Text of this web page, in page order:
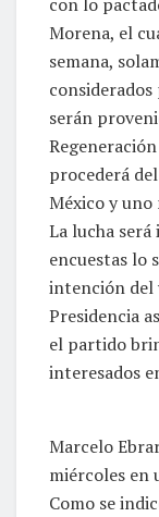
Morena, el
semana,
serán
procederá
México y uno
La lucha
encuestas lo
intención del
Presidencia
el partido
interesados
Marcelo
miércoles en
Como se